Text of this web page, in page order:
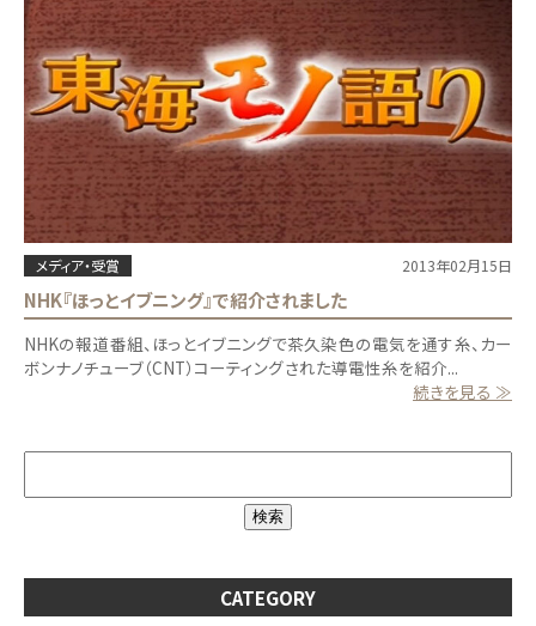
メディア・受賞 2013年02月15日
NHK『ほっとイブニング』で紹介されました
NHKの報道番組、ほっとイブニングで茶久染色の電気を通す糸、カー
ボンナノチューブ（CNT）コーティングされた導電性糸を紹介...
続きを見る ≫
CATEGORY